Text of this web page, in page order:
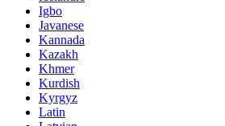
Igbo
Javanese
Kannada
Kazakh
Khmer
Kurdish
Kyrgyz
Latin